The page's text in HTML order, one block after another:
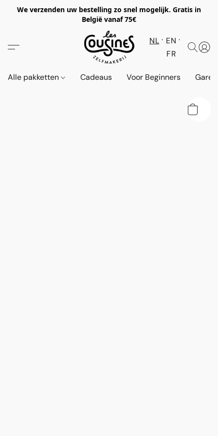
We verzenden uw bestelling zo snel mogelijk. Gratis in
België vanaf 75€
NL
EN
FR
Alle pakketten Cadeaus Voor Beginners